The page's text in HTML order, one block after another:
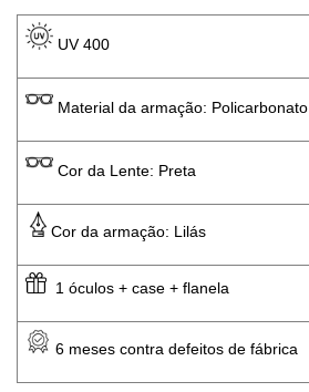
UV 400
Material da armação: Policarbonato
Cor da Lente: Preta
Cor da armação: Lilás
1 óculos + case + flanela
6 meses contra defeitos de fábrica